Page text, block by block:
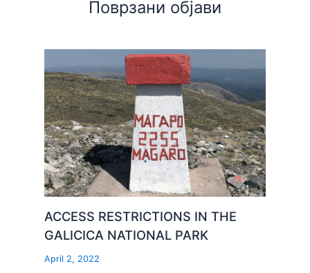
Поврзани објави
ACCESS RESTRICTIONS IN THE
GALICICA NATIONAL PARK
April 2, 2022